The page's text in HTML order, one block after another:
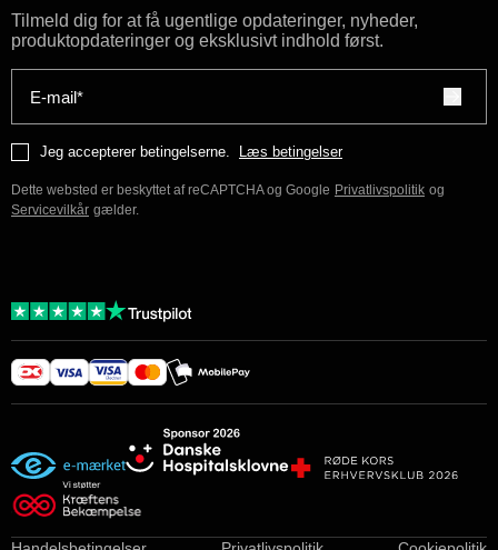
Tilmeld dig for at få ugentlige opdateringer, nyheder,
produktopdateringer og eksklusivt indhold først.
E-mail*
Jeg accepterer betingelserne. Læs betingelser
Dette websted er beskyttet af reCAPTCHA og Google Privatlivspolitik og
Servicevilkår gælder.